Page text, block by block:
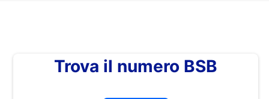
Trova il numero BSB